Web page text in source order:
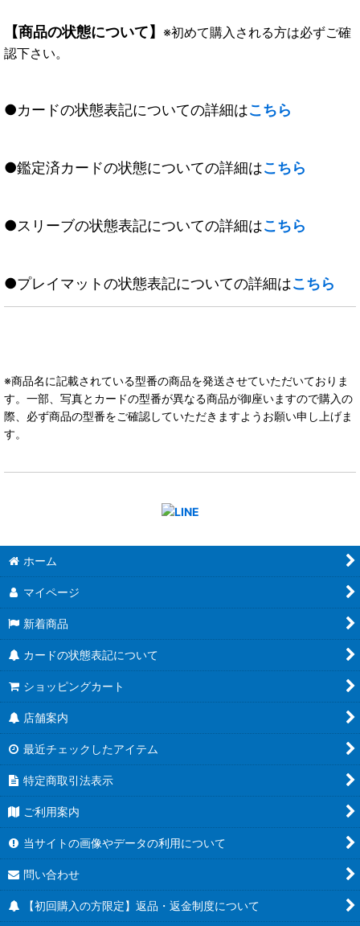
【商品の状態について】 ※初めて購入される方は必ずご確
認下さい。
●カードの状態表記についての詳細はこちら
●鑑定済カードの状態についての詳細はこちら
●スリーブの状態表記についての詳細はこちら
●プレイマットの状態表記についての詳細はこちら
※商品名に記載されている型番の商品を発送させていただいておりま
す。一部、写真とカードの型番が異なる商品が御座いますので購入の
際、必ず商品の型番をご確認していただきますようお願い申し上げま
す。
ホーム
マイページ
新着商品
カードの状態表記について
ショッピングカート
店舗案内
最近チェックしたアイテム
特定商取引法表示
ご利用案内
当サイトの画像やデータの利用について
問い合わせ
【初回購入の方限定】返品・返金制度について